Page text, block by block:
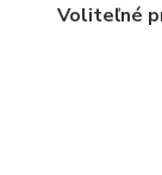
Voliteľné